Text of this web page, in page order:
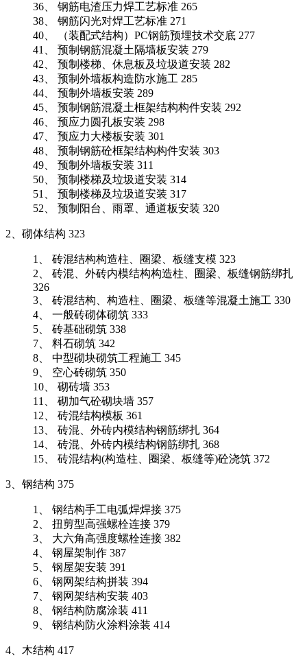
36、 钢筋电渣压力焊工艺标准 265
38、 钢筋闪光对焊工艺标准 271
40、 （装配式结构）PC钢筋预埋技术交底 277
41、 预制钢筋混凝土隔墙板安装 279
42、 预制楼梯、休息板及垃圾道安装 282
43、 预制外墙板构造防水施工 285
44、 预制外墙板安装 289
45、 预制钢筋混凝土框架结构构件安装 292
46、 预应力圆孔板安装 298
47、 预应力大楼板安装 301
48、 预制钢筋砼框架结构构件安装 303
49、 预制外墙板安装 311
50、 预制楼梯及垃圾道安装 314
51、 预制楼梯及垃圾道安装 317
52、 预制阳台、雨罩、通道板安装 320
2、砌体结构 323
1、 砖混结构构造柱、圈梁、板缝支模 323
2、 砖混、外砖内模结构构造柱、圈梁、板缝钢筋绑扎
326
3、 砖混结构、构造柱、圈梁、板缝等混凝土施工 330
4、 一般砖砌体砌筑 333
5、 砖基础砌筑 338
7、 料石砌筑 342
8、 中型砌块砌筑工程施工 345
9、 空心砖砌筑 350
10、 砌砖墙 353
11、 砌加气砼砌块墙 357
12、 砖混结构模板 361
13、 砖混、外砖内模结构钢筋绑扎 364
14、 砖混、外砖内模结构钢筋绑扎 368
15、 砖混结构(构造柱、圈梁、板缝等)砼浇筑 372
3、钢结构 375
1、 钢结构手工电弧焊焊接 375
2、 扭剪型高强螺栓连接 379
3、 大六角高强度螺栓连接 382
4、 钢屋架制作 387
5、 钢屋架安装 391
6、 钢网架结构拼装 394
7、 钢网架结构安装 403
8、 钢结构防腐涂装 411
9、 钢结构防火涂料涂装 414
4、木结构 417